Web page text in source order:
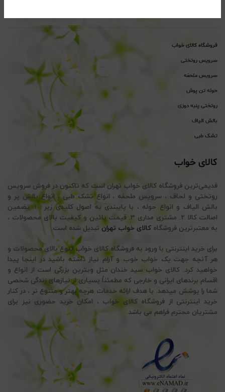
فروشگاه کالای خواب
سرویس روتختی
سرویس ملحفه
حوله تن پوش
روتختی پنبه دوزی
بالش الیاف
تشک طبی
کالای خواب
قدیمی‌ترین فروشگاه کالای خواب تهران است که تاکنون در فروش سرویس
روتختی و لحاف ، سرویس ملحفه ، انواع تشک طبی ، انواع بالش پر و
بالش الیاف و انواع حوله ، با پایبندی به اصول کلیدی زیر : 1. تضمین
اصالت کالا 2. مشتری مداری 3. قیمت پائین و کیفیت بالای محصولات ،
به معتبرترین فروشگاه کالای خواب تهران تبدیل شده است.
برای خرید اینترنتی با ورود به فروشگاه کالای خواب تنوع بالای محصولات و
هر آنچه جهت یک خواب خوب و آرام نیاز داشته باشید در اینجا پیدا
خواهید کرد. کالای خواب سید خندان مثل ویترین بزرگی است از انواع و
اقسام برندهای ایرانی و خارجی که مطمئناً بسیاری از نیازهای زندگی شخصی
شما را پوشش میدهد. با هدف ارائه خدمات هرچه بهتر و متنوع تر ، در کنار
خرید اینترنتی از فروشگاه کالای خواب ، امکان خرید حضوری نیز برای
مشتریان محترم فراهم می باشد.